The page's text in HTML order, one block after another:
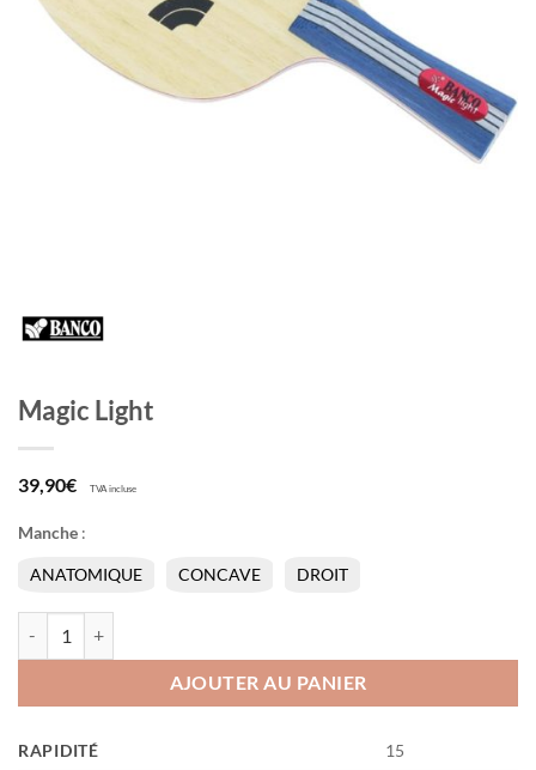
Magic Light
39,90€ TVA incluse
Manche :
ANATOMIQUE CONCAVE DROIT
AJOUTER AU PANIER
RAPIDITÉ
15